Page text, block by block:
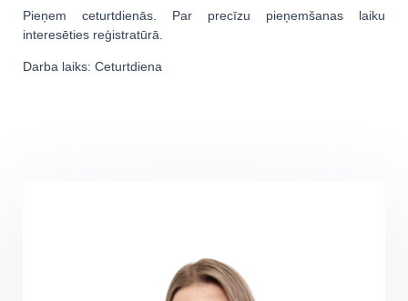
Pieņem ceturtdienās. Par precīzu pieņemšanas laiku
interesēties reģistratūrā.
Darba laiks: Ceturtdiena